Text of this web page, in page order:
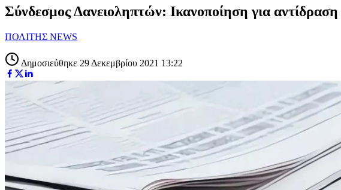
Σύνδεσμος Δανειοληπτών: Ικανοποίηση για
ΠΟΛΙΤΗΣ NEWS
Δημοσιεύθηκε 29 Δεκεμβρίου 2021 13:22